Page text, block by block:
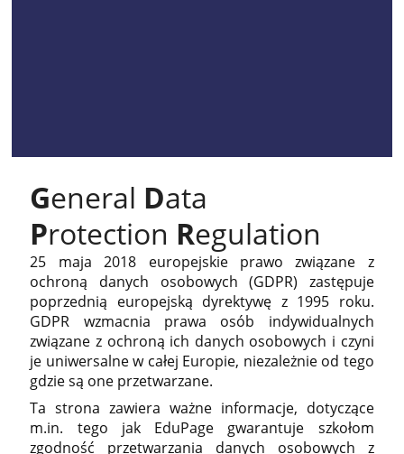
General Data
Protection Regulation
25 maja 2018 europejskie prawo związane z
ochroną danych osobowych (GDPR) zastępuje
poprzednią europejską dyrektywę z 1995 roku.
GDPR wzmacnia prawa osób indywidualnych
związane z ochroną ich danych osobowych i czyni
je uniwersalne w całej Europie, niezależnie od tego
gdzie są one przetwarzane.
Ta strona zawiera ważne informacje, dotyczące
m.in. tego jak EduPage gwarantuje szkołom
zgodność przetwarzania danych osobowych z